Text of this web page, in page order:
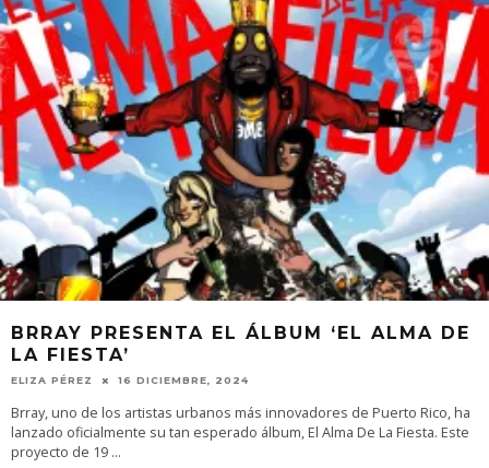
BRRAY PRESENTA EL ÁLBUM ‘EL ALMA DE
LA FIESTA’
ELIZA PÉREZ 16 DICIEMBRE, 2024
Brray, uno de los artistas urbanos más innovadores de Puerto Rico, ha
lanzado oficialmente su tan esperado álbum, El Alma De La Fiesta. Este
proyecto de 19 ...